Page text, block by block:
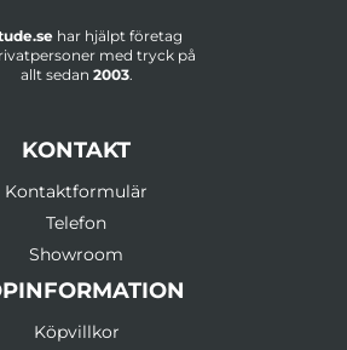
har hjälpt företag
med tryck på
allt sedan 2003.
KONTAKT
Kontaktformulär
Telefon
Showroom
Köpvillkor